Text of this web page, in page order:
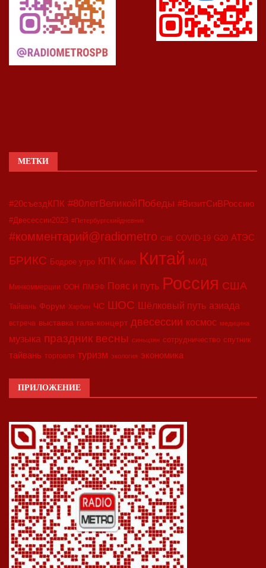
МЕТКИ
#20съездКПК #80летВеликойПобеды #ВизитСиВРоссию
#Двесессии2023 #Петербургскийдневник
#комментарий@radiometro CIIE COVID-19 G20 АТЭС
БРИКС Бодрое утро КПК Кино Китай МИД
Минкоммерции ООН ПМЭФ Пояс и путь Россия США
Тайвань Форум Харбин ЧС ШОС Шёлковый путь азиада
встреча выставка гала-концерт двесессии космос медицина
музыка праздник весны синьцзян сотрудничество спутник
тайвань торговля туризм экология экономика
ПРИЛОЖЕНИЕ